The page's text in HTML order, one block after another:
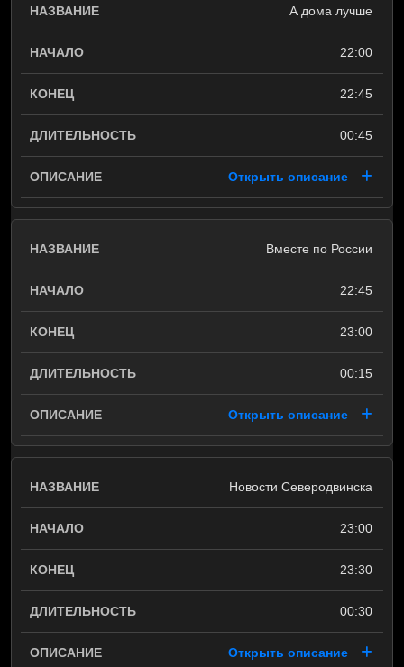
А дома лучше
22:00
22:45
00:45
Открыть описание
Вместе по России
22:45
23:00
00:15
Открыть описание
Новости Северодвинска
23:00
23:30
00:30
Открыть описание